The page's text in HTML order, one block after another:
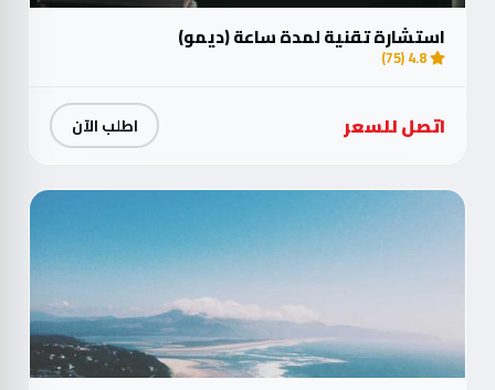
استشارة تقنية لمدة ساعة (ديمو)
4.8 (75)
اتصل للسعر اطلب الآن